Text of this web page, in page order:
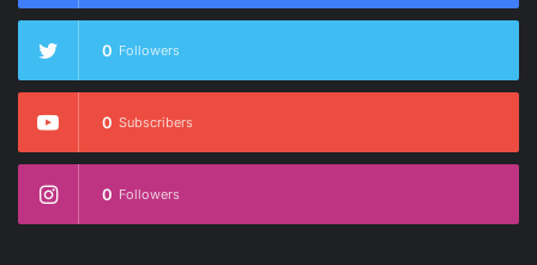
0 Followers
0 Subscribers
0 Followers